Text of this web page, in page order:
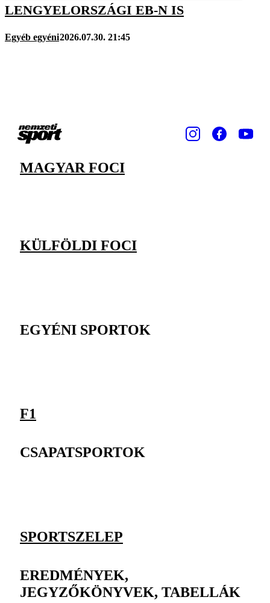
LENGYELORSZÁGI EB-N IS
Egyéb egyéni2026.07.30. 21:45
MAGYAR FOCI
KÜLFÖLDI FOCI
EGYÉNI SPORTOK
F1
CSAPATSPORTOK
SPORTSZELEP
EREDMÉNYEK,
JEGYZŐKÖNYVEK, TABELLÁK